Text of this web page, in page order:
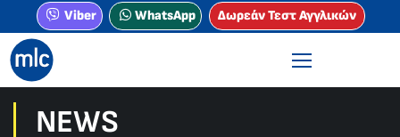
Viber WhatsApp Δωρεάν Τεστ Αγγλικών
NEWS